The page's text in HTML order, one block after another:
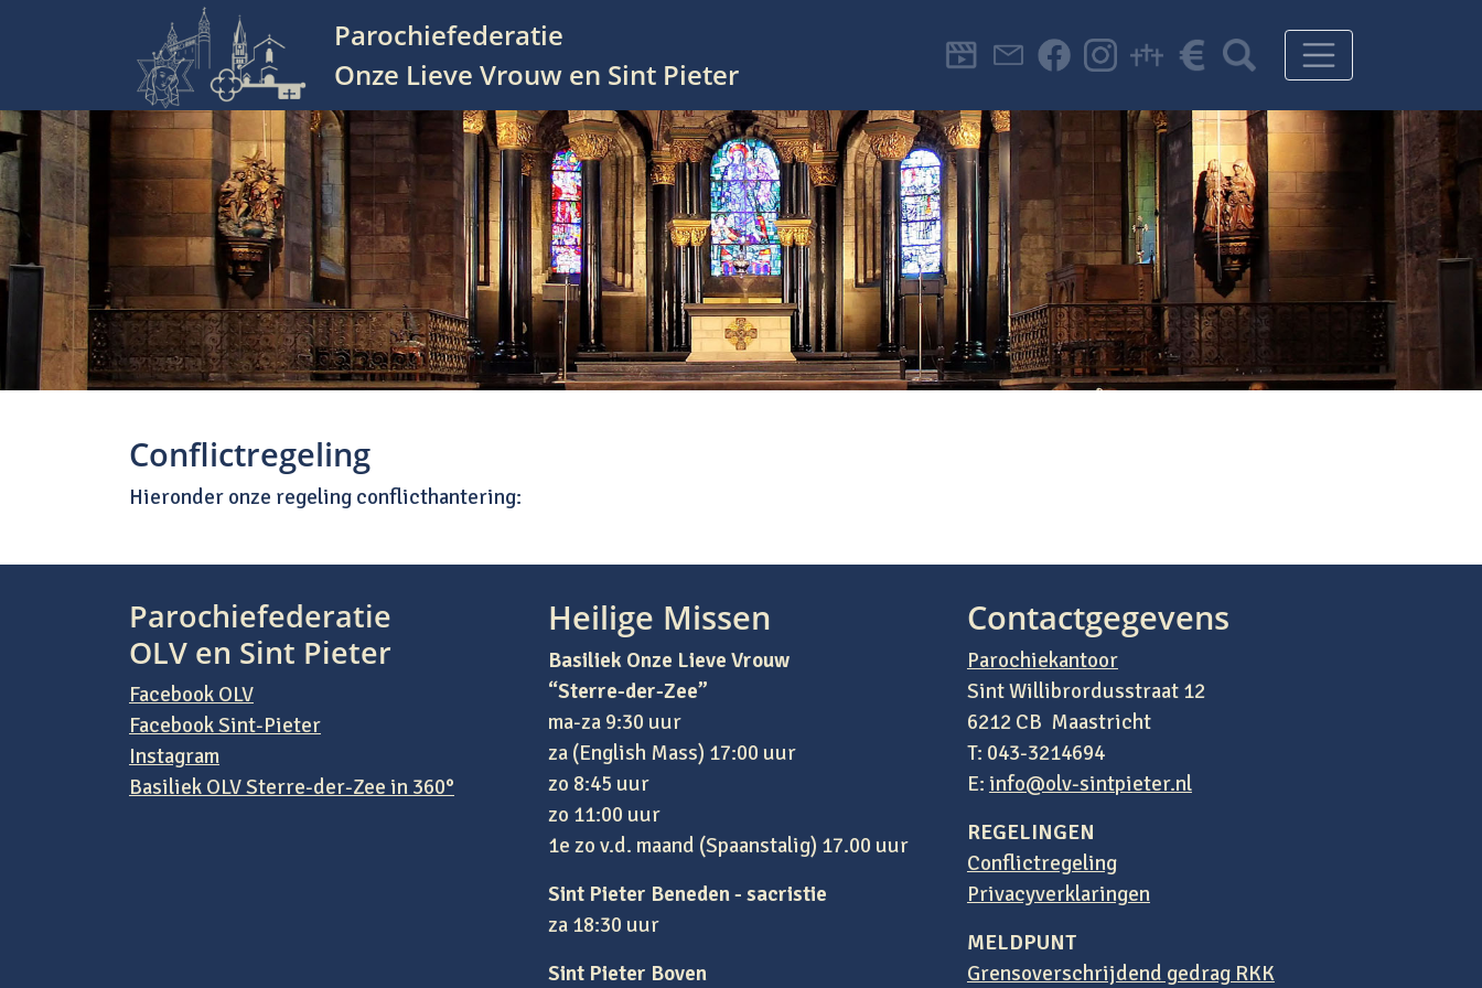
Hoofdnavigatie
Parochiefederatie
Onze Lieve Vrouw en Sint Pieter
Conflictregeling
Hieronder onze regeling conflicthantering:
Parochiefederatie
OLV en Sint Pieter
Facebook OLV
Facebook Sint-Pieter
Instagram
Basiliek OLV Sterre-der-Zee in 360°
Heilige Missen
Basiliek Onze Lieve Vrouw
“Sterre-der-Zee”
ma-za 9:30 uur
za (English Mass) 17:00 uur
zo 8:45 uur
zo 11:00 uur
1e zo v.d. maand (Spaanstalig) 17.00 uur
Sint Pieter Beneden - sacristie
za 18:30 uur
Sint Pieter Boven
Contactgegevens
Parochiekantoor
Sint Willibrordusstraat 12
6212 CB Maastricht
T: 043-3214694
E: info@olv-sintpieter.nl
REGELINGEN
Conflictregeling
Privacyverklaringen
MELDPUNT
Grensoverschrijdend gedrag RKK